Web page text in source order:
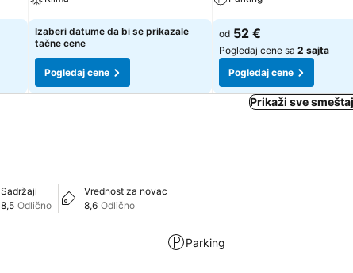
Pogledaj cene
Izaberi datume da bi se prikazale
tačne cene
Pogledaj cene
Pogledaj cene
od 52 €
Pogledaj cene sa 2 sajta
Pogledaj cene
Prikaži sve
Sadržaji
8,5 Odlično
Vrednost za novac
8,6 Odlično
Parking